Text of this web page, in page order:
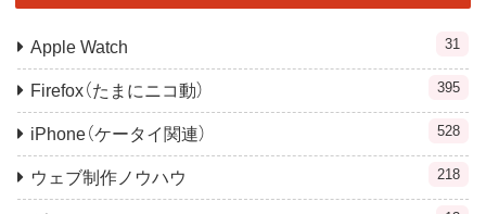
Apple Watch 31
Firefox（たまにニコ動） 395
iPhone（ケータイ関連） 528
ウェブ制作ノウハウ 218